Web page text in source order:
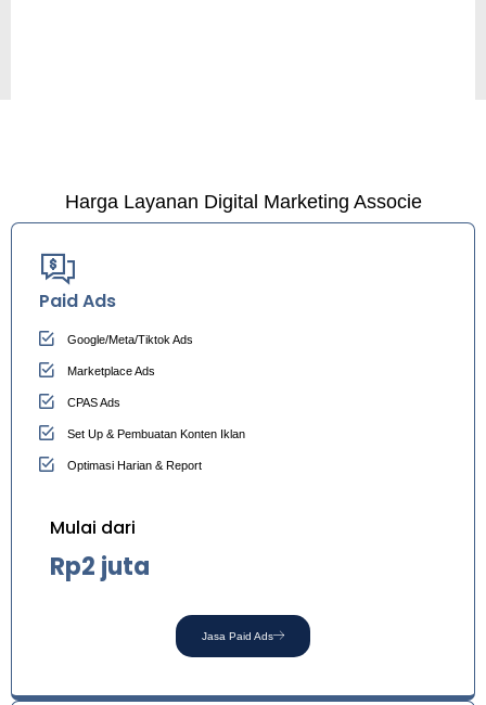
Harga Layanan Digital Marketing Associe
Paid Ads
Google/Meta/Tiktok Ads
Marketplace Ads
CPAS Ads
Set Up & Pembuatan Konten Iklan
Optimasi Harian & Report
Mulai dari
Rp2 juta
Jasa Paid Ads